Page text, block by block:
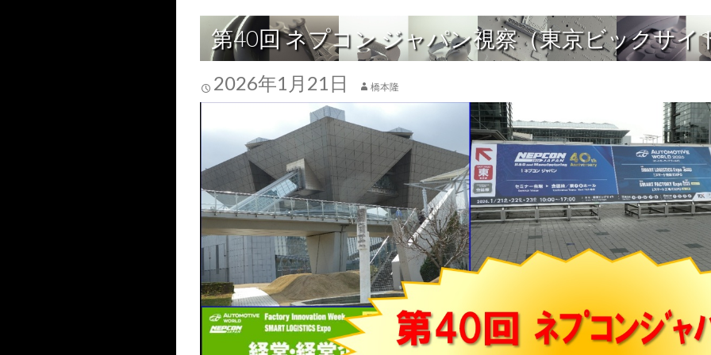
第40回 ネプコン ジャパン視察（東京ビックサイ
2026年1月21日 橋本隆